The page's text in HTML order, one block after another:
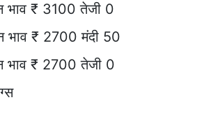
भाव ₹ 3100 तेजी 0
भाव ₹ 2700 मंदी 50
भाव ₹ 2700 तेजी 0